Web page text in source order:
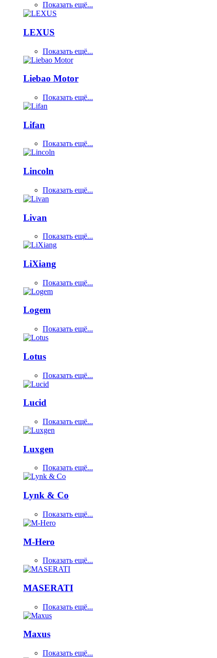
Показать ещё...
LEXUS
Показать ещё...
Liebao Motor
Показать ещё...
Lifan
Показать ещё...
Lincoln
Показать ещё...
Livan
Показать ещё...
LiXiang
Показать ещё...
Logem
Показать ещё...
Lotus
Показать ещё...
Lucid
Показать ещё...
Luxgen
Показать ещё...
Lynk & Co
Показать ещё...
M-Hero
Показать ещё...
MASERATI
Показать ещё...
Maxus
Показать ещё...